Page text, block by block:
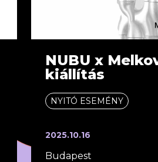
NUBU x
kiállítás
NYITÓ ESEMÉNY
2025.10.16
Budapest